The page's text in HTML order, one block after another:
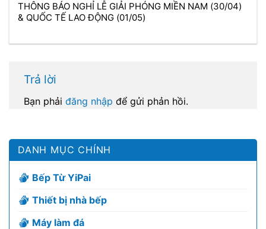
THÔNG BÁO NGHỈ LỄ GIẢI PHÓNG MIỀN NAM (30/04)
& QUỐC TẾ LAO ĐỘNG (01/05)
Trả lời
Bạn phải đăng nhập để gửi phản hồi.
DANH MỤC CHÍNH
Bếp Từ YiPai
Thiết bị nhà bếp
Máy làm đá